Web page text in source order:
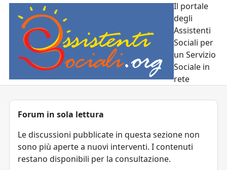
Il portale
degli
Assistenti
Sociali per
un Servizio
Sociale in
rete
Forum in sola lettura
Le discussioni pubblicate in questa sezione non
sono più aperte a nuovi interventi. I contenuti
restano disponibili per la consultazione.